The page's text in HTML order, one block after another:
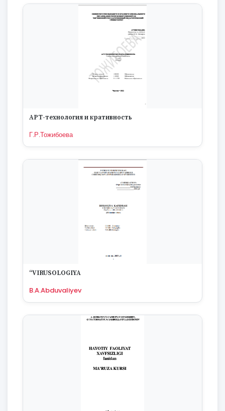
АРТ-технология и кративность
Г.Р.Тожибоева
“VIRUSOLOGIYA
B.A.Abduvaliyev